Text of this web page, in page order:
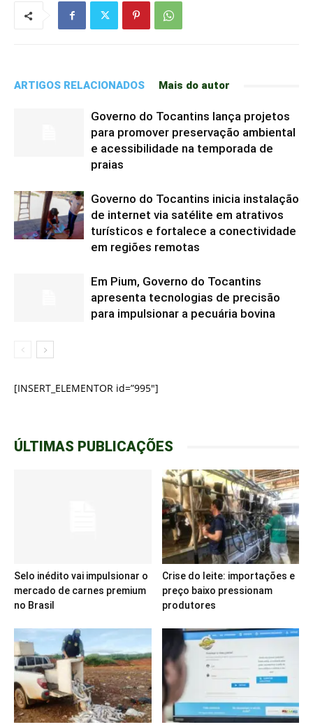
ARTIGOS RELACIONADOS Mais do autor
Governo do Tocantins lança projetos
para promover preservação ambiental
e acessibilidade na temporada de
praias
Governo do Tocantins inicia instalação
de internet via satélite em atrativos
turísticos e fortalece a conectividade
em regiões remotas
Em Pium, Governo do Tocantins
apresenta tecnologias de precisão
para impulsionar a pecuária bovina
[INSERT_ELEMENTOR id=”995″]
ÚLTIMAS PUBLICAÇÕES
Selo inédito vai impulsionar o
mercado de carnes premium
no Brasil
Crise do leite: importações e
preço baixo pressionam
produtores